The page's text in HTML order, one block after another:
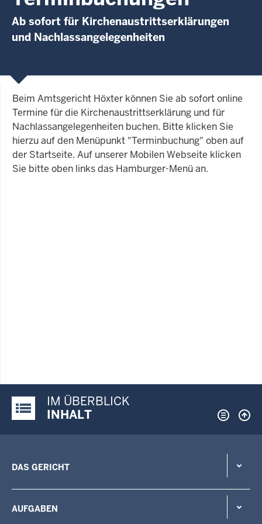
Ab sofort für Kirchenaustrittserklärungen
und Nachlassangelegenheiten
Beim Amtsgericht Höxter können Sie ab sofort online
Termine für die Kirchenaustrittserklärung und für
Nachlassangelegenheiten buchen. Bitte klicken Sie
hierzu auf den Menüpunkt "Terminbuchung" oben auf
der Startseite. Auf unserer Mobilen Webseite klicken
Sie bitte oben links das Hamburger-Menü an.
Justiz-Portal im Überblick:
IM ÜBERBLICK
INHALT
DAS GERICHT
AUFGABEN